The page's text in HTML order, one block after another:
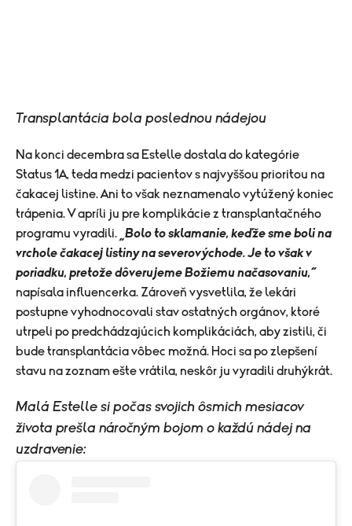
Transplantácia bola poslednou nádejou
Na konci decembra sa Estelle dostala do kategórie
Status 1A, teda medzi pacientov s najvyššou prioritou na
čakacej listine. Ani to však neznamenalo vytúžený koniec
trápenia. V apríli ju pre komplikácie z transplantačného
programu vyradili.
„Bolo to sklamanie, keďže sme boli na
vrchole čakacej listiny na severovýchode. Je to však v
poriadku, pretože dôverujeme Božiemu načasovaniu,“
napísala influencerka. Zároveň vysvetlila, že lekári
postupne vyhodnocovali stav ostatných orgánov, ktoré
utrpeli po predchádzajúcich komplikáciách, aby zistili, či
bude transplantácia vôbec možná. Hoci sa po zlepšení
stavu na zoznam ešte vrátila, neskôr ju vyradili druhýkrát.
Malá Estelle si počas svojich ôsmich mesiacov
života prešla náročným bojom o každú nádej na
uzdravenie: